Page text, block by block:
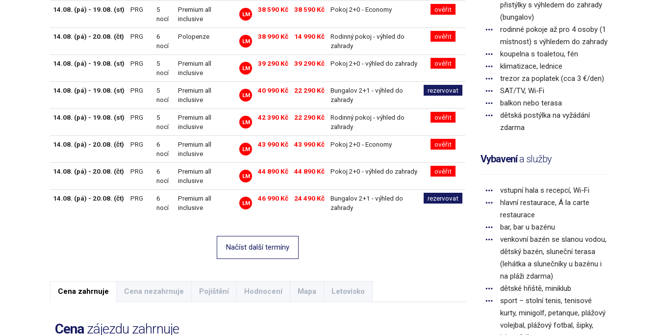
14.08. (pá) - 19.08. (st) PRG
5
nocí
Premium all
inclusive
LM
38 590 Kč 38 590 Kč Pokoj 2+0 - Economy ověřit
14.08. (pá) - 20.08. (čt) PRG
6
nocí
Polopenze
LM
38 990 Kč 14 990 Kč
Rodinný pokoj - výhled do
zahrady
ověřit
14.08. (pá) - 19.08. (st) PRG
5
nocí
Premium all
inclusive
LM
39 290 Kč 39 290 Kč Pokoj 2+0 - výhled do zahrady ověřit
14.08. (pá) - 19.08. (st) PRG
5
nocí
Premium all
inclusive
LM
40 990 Kč 22 290 Kč
Bungalov 2+1 - výhled do
zahrady
rezervovat
14.08. (pá) - 19.08. (st) PRG
5
nocí
Premium all
inclusive
LM
42 390 Kč 22 290 Kč
Rodinný pokoj - výhled do
zahrady
ověřit
14.08. (pá) - 20.08. (čt) PRG
6
nocí
Premium all
inclusive
LM
43 990 Kč 43 990 Kč Pokoj 2+0 - Economy ověřit
14.08. (pá) - 20.08. (čt) PRG
6
nocí
Premium all
inclusive
LM
44 890 Kč 44 890 Kč Pokoj 2+0 - výhled do zahrady ověřit
14.08. (pá) - 20.08. (čt) PRG
6
nocí
Premium all
inclusive
LM
46 990 Kč 24 490 Kč
Bungalov 2+1 - výhled do
zahrady
rezervovat
Načíst další termíny
Cena zahrnuje Cena nezahrnuje Pojištění Hodnocení Mapa Letovisko
Cenazájezdu zahrnuje
přistýlky s výhledem do zahrady
(bungalov)
rodinné pokoje až pro 4 osoby (1
místnost) s výhledem do zahrady
koupelna s toaletou, fén
klimatizace, lednice
trezor za poplatek (cca 3 €/den)
SAT/TV, Wi-Fi
balkon nebo terasa
dětská postýlka na vyžádání
zdarma
Vybavenía služby
vstupní hala s recepcí, Wi-Fi
hlavní restaurace, Á la carte
restaurace
bar, bar u bazénu
venkovní bazén se slanou vodou,
dětský bazén, sluneční terasa
(lehátka a slunečníky u bazénu i
na pláži zdarma)
dětské hřiště, miniklub
sport – stolní tenis, tenisové
kurty, minigolf, petanque, plážový
volejbal, plážový fotbal, šipky,